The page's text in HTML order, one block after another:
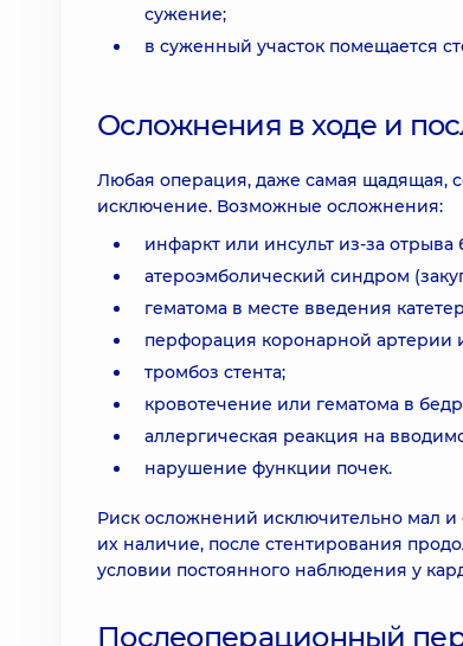
сужение;
в суженный участок помещается
Осложнения в ходе и
Любая операция, даже самая щадящая,
исключение. Возможные осложнения:
инфаркт или инсульт из-за отрыва
атероэмболический синдром
гематома в месте введения
перфорация коронарной артерии
тромбоз стента;
кровотечение или гематома в
аллергическая реакция на
нарушение функции почек.
Риск осложнений исключительно мал
их наличие, после стентирования
условии постоянного наблюдения у
Послеоперационный